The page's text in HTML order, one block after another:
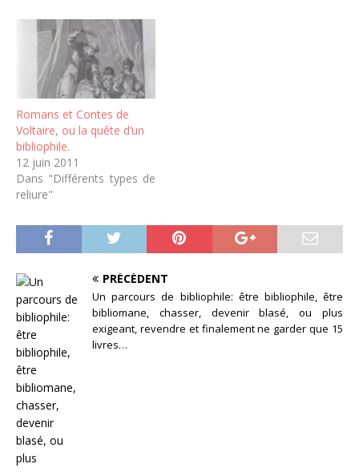
Romans et Contes de
Voltaire, ou la quête d’un
bibliophile.
12 juin 2011
Dans "Différents types de
reliure"
PRÉCÉDENT
Un parcours de bibliophile: être bibliophile, être
bibliomane, chasser, devenir blasé, ou plus
exigeant, revendre et finalement ne garder que 15
livres…